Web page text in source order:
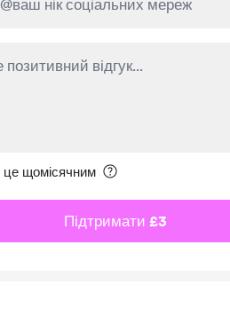
це щомісячним
Підтримати £3